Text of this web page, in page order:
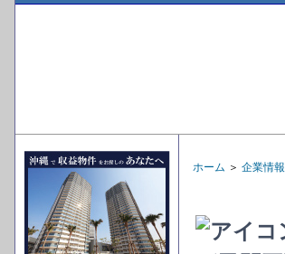
ホーム ＞ 企業情報